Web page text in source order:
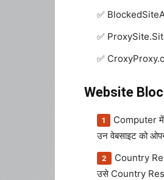
Website
Computer
उन वेबसाइट को
Country
उसे Country